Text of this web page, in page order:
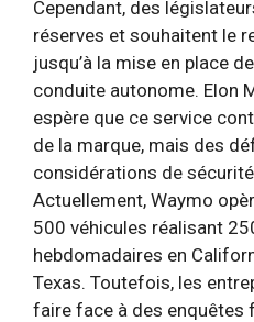
Cependant, des
réserves et souhaitent le
jusqu’à la mise en place
conduite autonome. Elon
espère que ce service
de la marque, mais des
considérations de
Actuellement, Waymo
500 véhicules réalisant
hebdomadaires en
Texas. Toutefois, les
faire face à des enquêtes